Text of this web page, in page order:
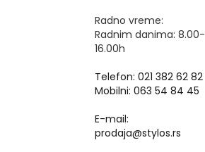
Radno vreme:
Radnim danima: 8.00-
16.00h
Telefon: 021 382 62 82
Mobilni: 063 54 84 45
E-mail:
prodaja@stylos.rs